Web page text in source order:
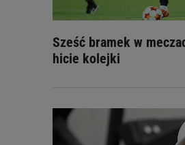
Sześć bramek w
hicie kolejki